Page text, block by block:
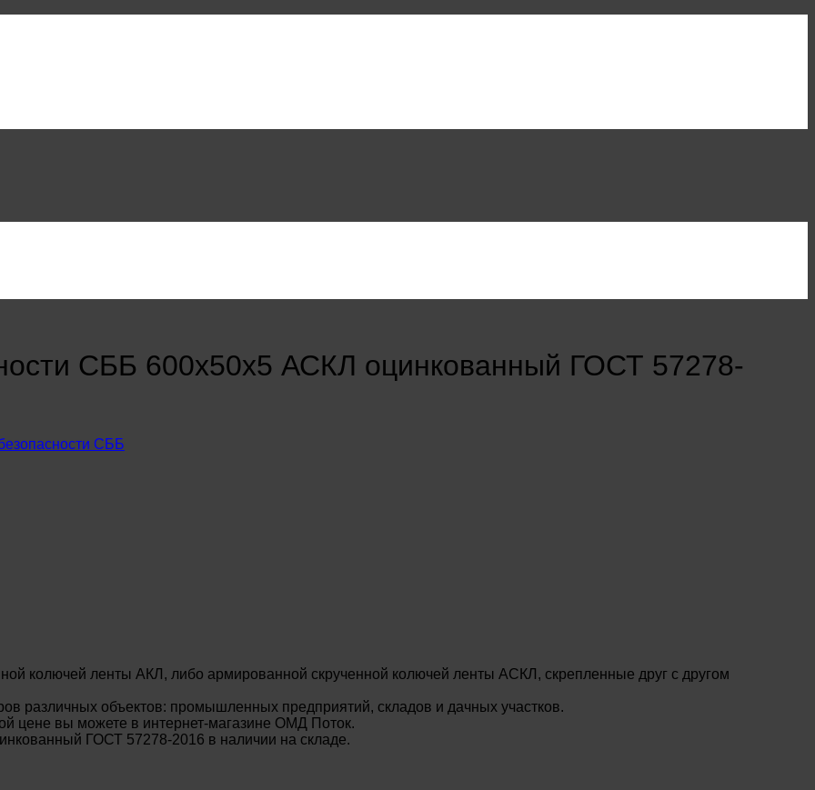
СББ 600х50х5 АСКЛ оцинкованный ГОСТ 57278-
СББ
колючей ленты АКЛ, либо армированной скрученной колючей ленты АСКЛ, скрепленные друг с другом
различных объектов: промышленных предприятий, складов и дачных участков.
цене вы можете в интернет-магазине ОМД Поток.
ГОСТ 57278-2016 в наличии на складе.